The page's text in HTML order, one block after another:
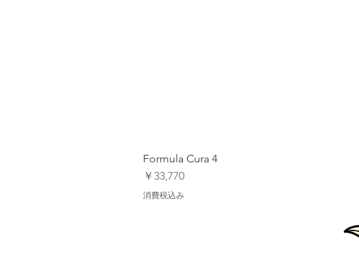
Formula Cura 4
価格
￥33,770
消費税込み